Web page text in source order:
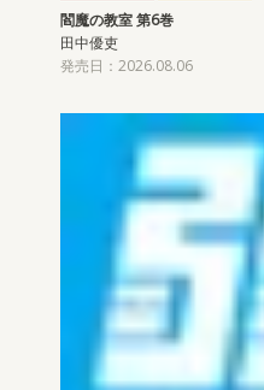
閻魔の教室 第6巻
田中優吏
発売日：2026.08.06